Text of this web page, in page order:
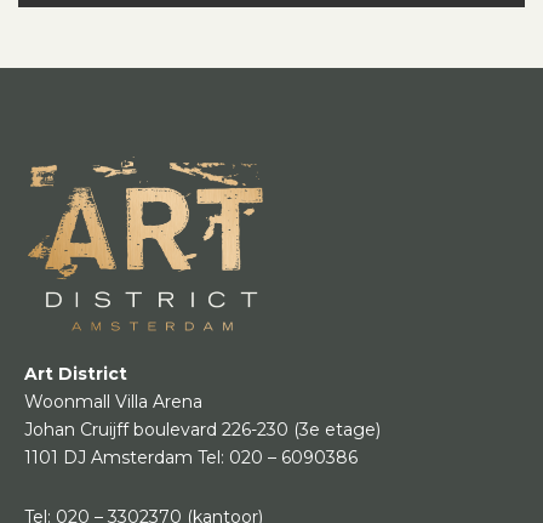
Art District
Woonmall Villa Arena
Johan Cruijff boulevard 226-230 (3e etage)
1101 DJ Amsterdam Tel: 020 – 6090386
Tel: 020 – 3302370 (kantoor)